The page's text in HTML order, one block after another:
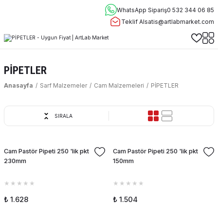
WhatsApp Sipariş0 532 344 06 85
Teklif Alsatis@artlabmarket.com
PİPETLER
Anasayfa Sarf Malzemeler Cam Malzemeleri PİPETLER
SIRALA
Cam Pastör Pipeti 250 'lik pkt
230mm
₺ 1.628
Cam Pastör Pipeti 250 'lik pkt
150mm
₺ 1.504